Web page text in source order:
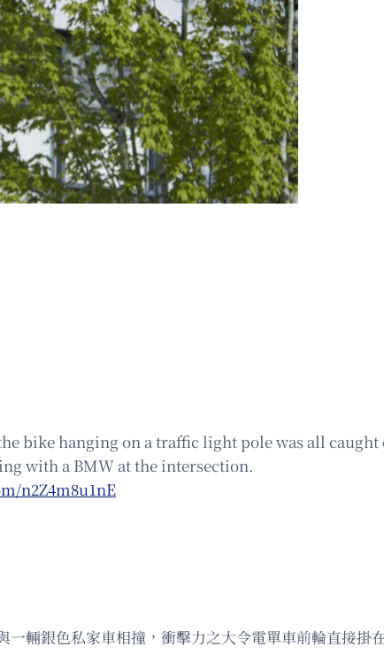
bike hanging on a traffic light pole was all
with a BMW at the intersection.
n2Z4m8u1nE
輛銀色私家車相撞，衝擊力之大令電單車前輪直接掛